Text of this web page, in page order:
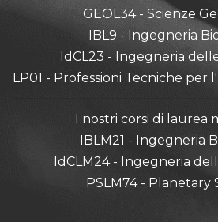
GEOL34 - Scienze
IBL9 - Ingegneria
IdCL23 - Ingegneria
LP01 - Professioni Tecniche per
I nostri corsi di laurea
IBLM21 - Ingegneria
IdCLM24 - Ingegneria
PSLM74 - Planetary